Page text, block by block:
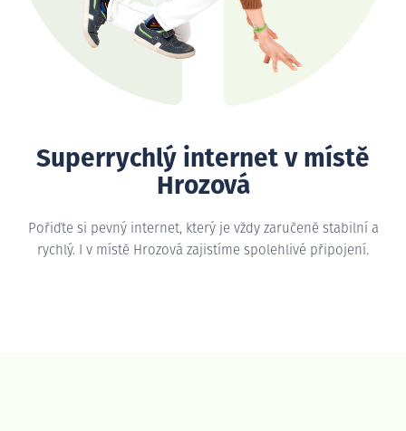
Superrychlý internet v místě
Hrozová
Pořiďte si pevný internet, který je vždy zaručeně stabilní a
rychlý. I v místě Hrozová zajistíme spolehlivé připojení.